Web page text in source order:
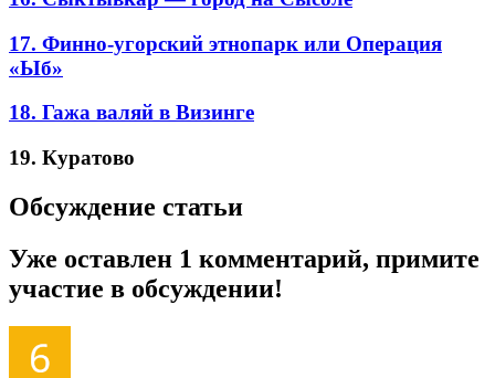
17. Финно-угорский этнопарк или Операция
«Ыб»
18. Гажа валяй в Визинге
19. Куратово
Обсуждение статьи
Уже оставлен 1 комментарий, примите
участие в обсуждении!